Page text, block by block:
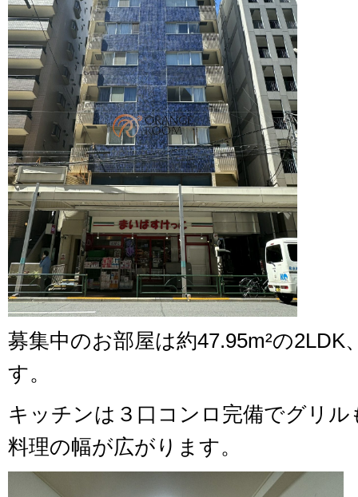
募集中のお部屋は約47.95m²の2LDK
す。
キッチンは３口コンロ完備でグリ
料理の幅が広がります。